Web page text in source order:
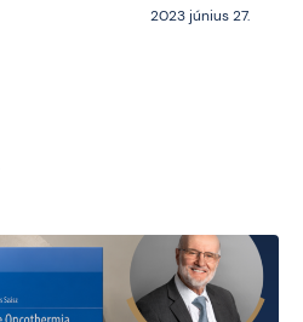
2023 június 27.